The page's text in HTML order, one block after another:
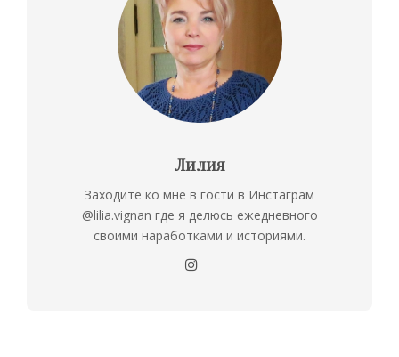
Лилия
Заходите ко мне в гости в Инстаграм
@lilia.vignan где я делюсь ежедневного
своими наработками и историями.